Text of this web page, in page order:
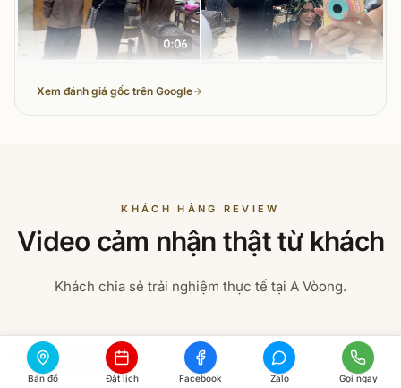
Xem đánh giá gốc trên Google
KHÁCH HÀNG REVIEW
Video cảm nhận thật từ khách
Khách chia sẻ trải nghiệm thực tế tại A Vòong.
Tẫy Nhuộm Balayage
Bản đồ Đặt lịch Facebook Zalo Gọi ngay